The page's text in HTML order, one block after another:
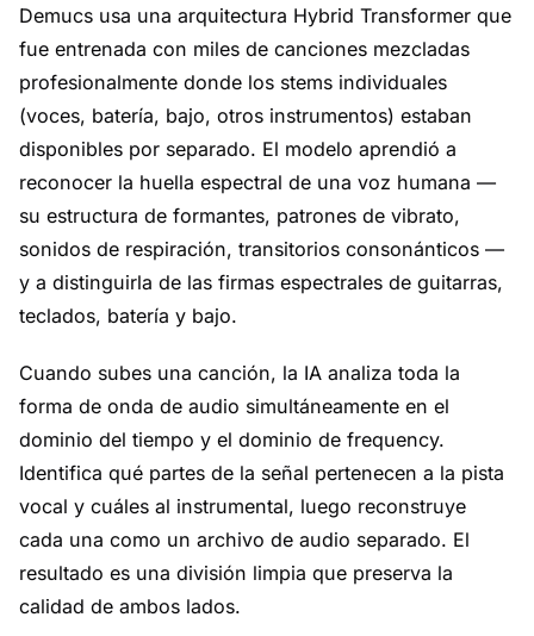
Demucs usa una arquitectura Hybrid Transformer que
fue entrenada con miles de canciones mezcladas
profesionalmente donde los stems individuales
(voces, batería, bajo, otros instrumentos) estaban
disponibles por separado. El modelo aprendió a
reconocer la huella espectral de una voz humana —
su estructura de formantes, patrones de vibrato,
sonidos de respiración, transitorios consonánticos —
y a distinguirla de las firmas espectrales de guitarras,
teclados, batería y bajo.
Cuando subes una canción, la IA analiza toda la
forma de onda de audio simultáneamente en el
dominio del tiempo y el dominio de frequency.
Identifica qué partes de la señal pertenecen a la pista
vocal y cuáles al instrumental, luego reconstruye
cada una como un archivo de audio separado. El
resultado es una división limpia que preserva la
calidad de ambos lados.